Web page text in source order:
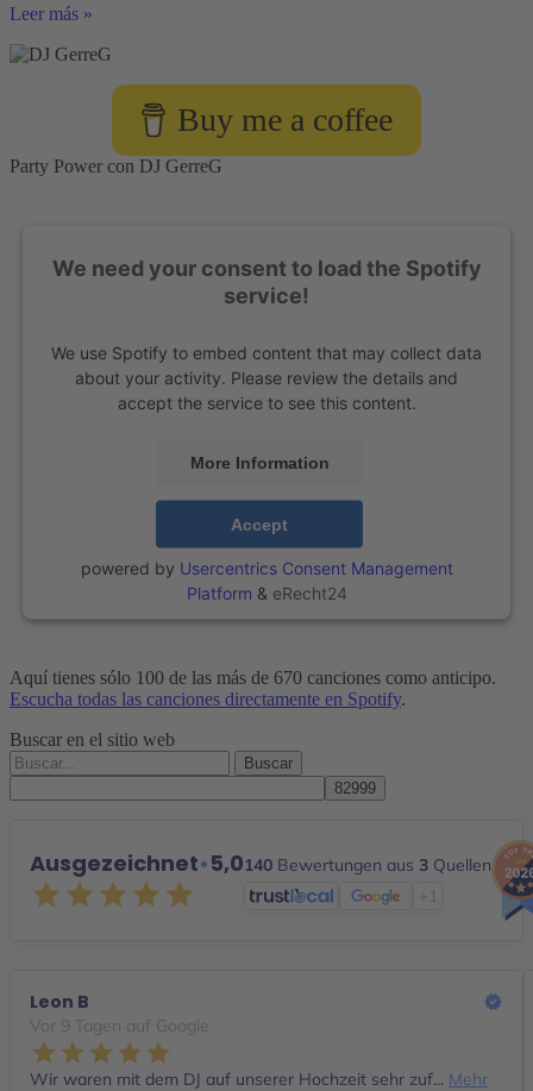
¿Qué
necesita
Leer más »
Buy me a coffee
Party Power con DJ GerreG
We need your consent to load the Spotify
service!
We use Spotify to embed content that may collect data
about your activity. Please review the details and
accept the service to see this content.
More Information
Accept
powered by Usercentrics Consent Management
Platform & eRecht24
Aquí tienes sólo 100 de las más de 670 canciones como anticipo.
Escucha todas las canciones directamente en Spotify.
Buscar en el sitio web
Buscar
por:
Ausgezeichnet•5,0140 Bewertungen aus 3 Quellen
+1
Leon B
Vor 9 Tagen auf Google
Wir waren mit dem DJ auf unserer Hochzeit sehr zuf... Mehr